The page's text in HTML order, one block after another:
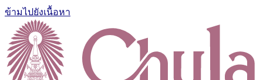
ข้ามไปยังเนื้อหา